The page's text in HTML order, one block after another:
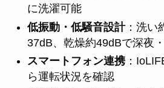
に洗濯可能
低振動・低騒音設計：洗い
37dB、乾燥約49dBで深夜
スマートフォン連携：
ら運転状況を確認